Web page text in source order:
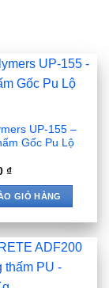
UP-155 –
Gốc Pu Lộ
₫
GIỎ HÀNG